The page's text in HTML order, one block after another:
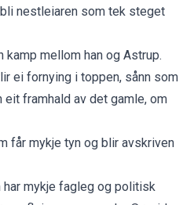
nestleiaren som tek steget
kamp mellom han og Astrup.
ei fornying i toppen, sånn som
eit framhald av det gamle, om
får mykje tyn og blir avskriven
mykje fagleg og politisk